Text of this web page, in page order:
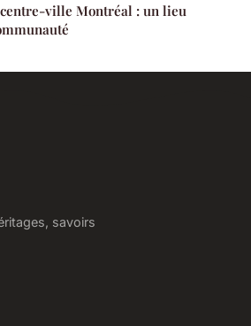
centre-ville Montréal : un lieu
savoirs